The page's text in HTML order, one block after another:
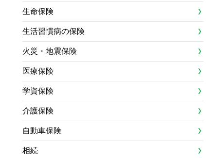
生命保険
生活習慣病の保険
火災・地震保険
医療保険
学資保険
介護保険
自動車保険
相続